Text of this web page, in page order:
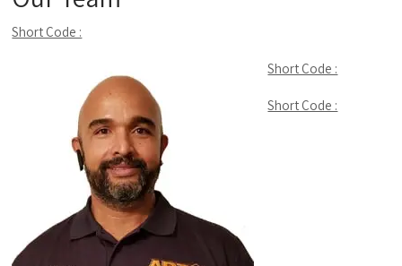
Short Code :
Short Code :
Short Code :